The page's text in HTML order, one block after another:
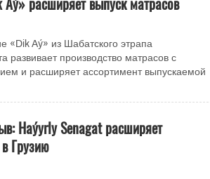
«Dik Aý» из Шабатского этрапа
развивает производство матрасов с
и расширяет ассортимент выпускаемой
Haýyrly Senagat расширяет
Грузию